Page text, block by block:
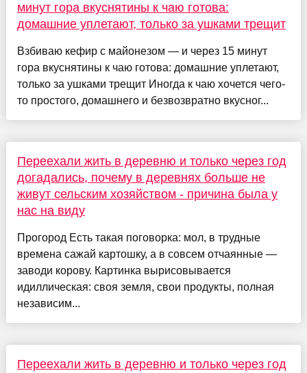
минут гора вкуснятины к чаю готова:
домашние уплетают, только за ушками трещит
Взбиваю кефир с майонезом — и через 15 минут
гора вкуснятины к чаю готова: домашние уплетают,
только за ушками трещит Иногда к чаю хочется чего-
то простого, домашнего и безвозвратно вкусног...
Переехали жить в деревню и только через год
догадались, почему в деревнях больше не
живут сельским хозяйством - причина была у
нас на виду
Прогород Есть такая поговорка: мол, в трудные
времена сажай картошку, а в совсем отчаянные —
заводи корову. Картинка вырисовывается
идиллическая: своя земля, свои продукты, полная
независим...
Переехали жить в деревню и только через год